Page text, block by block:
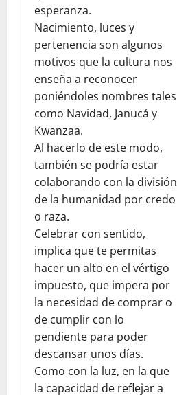
esperanza.
Nacimiento, luces y
pertenencia son algunos
motivos que la cultura nos
enseña a reconocer
poniéndoles nombres tales
como Navidad, Janucá y
Kwanzaa.
Al hacerlo de este modo,
también se podría estar
colaborando con la división
de la humanidad por credo
o raza.
Celebrar con sentido,
implica que te permitas
hacer un alto en el vértigo
impuesto, que impera por
la necesidad de comprar o
de cumplir con lo
pendiente para poder
descansar unos días.
Como con la luz, en la que
la capacidad de reflejar a